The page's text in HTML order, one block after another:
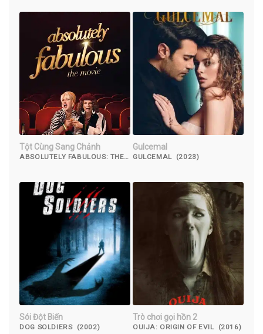
Tột Cùng Sang Chảnh
ABSOLUTELY FABULOUS: THE
Gulcemal
GULCEMAL (2023)
Sói Đột Biến
DOG SOLDIERS (2002)
Trò chơi gọi hồn 2
OUIJA: ORIGIN OF EVIL (2016)